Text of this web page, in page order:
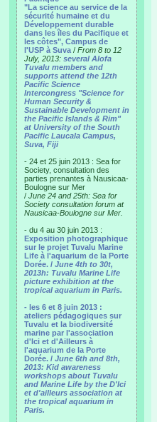
"La science au service de la
sécurité humaine et du
Développement durable
dans les îles du Pacifique et
les côtes", Campus de
l'USP à Suva / From 8 to 12
July, 2013: several Alofa
Tuvalu members and
supports attend the 12th
Pacific Science
Intercongress "Science for
Human Security &
Sustainable Development in
the Pacific Islands & Rim"
at University of the South
Pacific Laucala Campus,
Suva, Fiji
- 24 et 25 juin 2013 : Sea for
Society, consultation des
parties prenantes à Nausicaa-
Boulogne sur Mer
/ June 24 and 25th: Sea for
Society consultation forum at
Nausicaa-Boulogne sur Mer.
- du 4 au 30 juin 2013 :
Exposition photographique
sur le projet Tuvalu Marine
Life à l'aquarium de la Porte
Dorée. / June 4th to 30t,
2013h: Tuvalu Marine Life
picture exhibition at the
tropical aquarium in Paris.
- les 6 et 8 juin 2013 :
ateliers pédagogiques sur
Tuvalu et la biodiversité
marine par l'association
d'Ici et d'Ailleurs à
l'aquarium de la Porte
Dorée. / June 6th and 8th,
2013: Kid awareness
workshops about Tuvalu
and Marine Life by the D'Ici
et d'ailleurs association at
the tropical aquarium in
Paris.